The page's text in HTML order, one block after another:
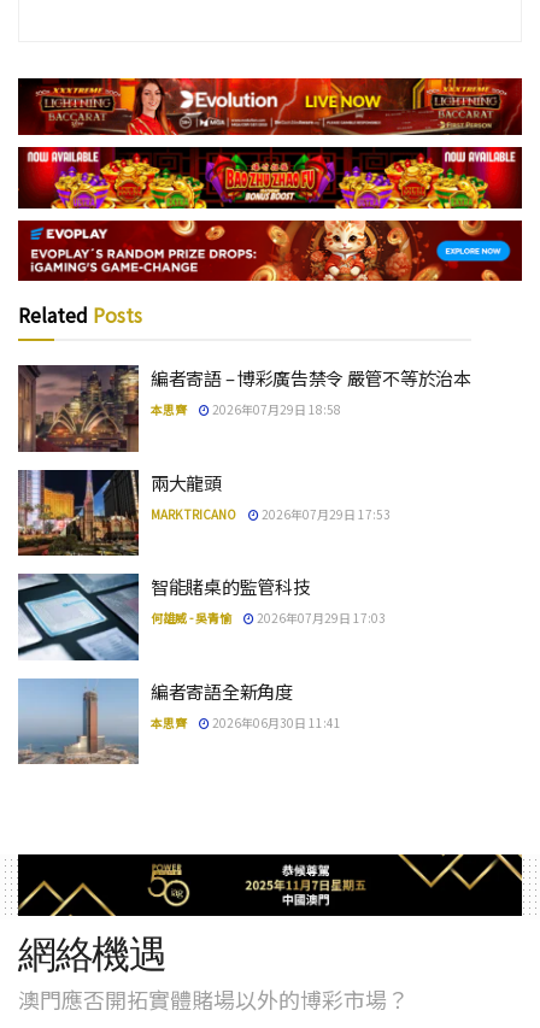
Related Posts
編者寄語 – 博彩廣告禁令 嚴管不等於治本
本思齊 2026年07月29日 18:58
兩大龍頭
MARK TRICANO 2026年07月29日 17:53
智能賭桌的監管科技
何雄威 - 吳青愉 2026年07月29日 17:03
編者寄語全新角度
本思齊 2026年06月30日 11:41
網絡機遇
澳門應否開拓實體賭場以外的博彩市場？